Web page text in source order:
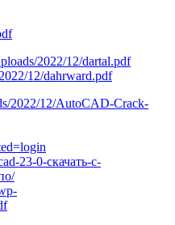
2022/12/dartal.pdf
12/dahrward.pdf
2022/12/AutoCAD-Crack-
23-0-скачать-с-